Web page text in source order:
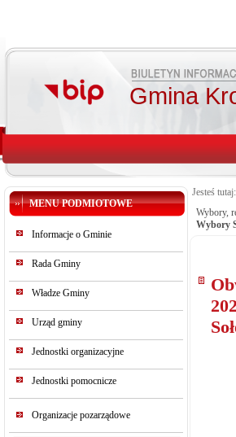
Gmina
MENU PODMIOTOWE
Informacje o Gminie
Rada Gminy
Władze Gminy
Urząd gminy
Jednostki organizacyjne
Jednostki pomocnicze
Organizacje pozarządowe
Jesteś tutaj:
Wybory,
Wybory